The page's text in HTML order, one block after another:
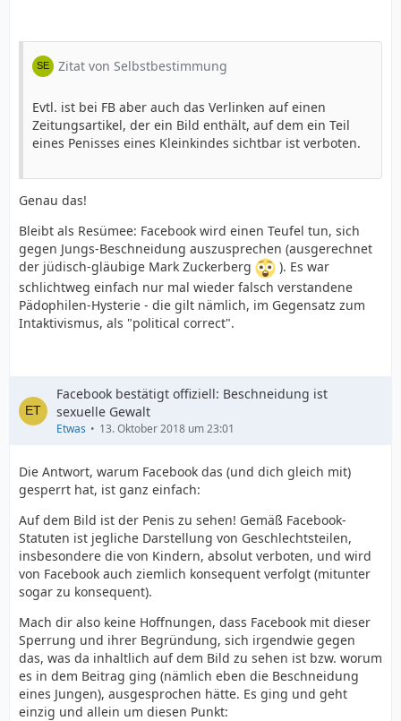
Zitat von Selbstbestimmung
Evtl. ist bei FB aber auch das Verlinken auf einen
Zeitungsartikel, der ein Bild enthält, auf dem ein Teil
eines Penisses eines Kleinkindes sichtbar ist verboten.
Genau das!
Bleibt als Resümee: Facebook wird einen Teufel tun, sich
gegen Jungs-Beschneidung auszusprechen (ausgerechnet
der jüdisch-gläubige Mark Zuckerberg
). Es war
schlichtweg einfach nur mal wieder falsch verstandene
Pädophilen-Hysterie - die gilt nämlich, im Gegensatz zum
Intaktivismus, als "political correct".
Facebook bestätigt offiziell: Beschneidung ist
sexuelle Gewalt
Etwas 13. Oktober 2018 um 23:01
Die Antwort, warum Facebook das (und dich gleich mit)
gesperrt hat, ist ganz einfach:
Auf dem Bild ist der Penis zu sehen! Gemäß Facebook-
Statuten ist jegliche Darstellung von Geschlechtsteilen,
insbesondere die von Kindern, absolut verboten, und wird
von Facebook auch ziemlich konsequent verfolgt (mitunter
sogar zu konsequent).
Mach dir also keine Hoffnungen, dass Facebook mit dieser
Sperrung und ihrer Begründung, sich irgendwie gegen
das, was da inhaltlich auf dem Bild zu sehen ist bzw. worum
es in dem Beitrag ging (nämlich eben die Beschneidung
eines Jungen), ausgesprochen hätte. Es ging und geht
einzig und allein um diesen Punkt: